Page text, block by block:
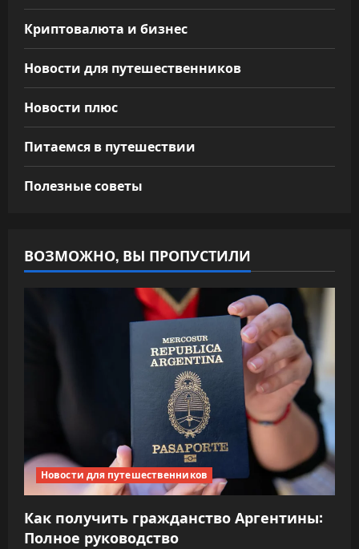
Криптовалюта и бизнес
Новости для путешественников
Новости плюс
Питаемся в путешествии
Полезные советы
ВОЗМОЖНО, ВЫ ПРОПУСТИЛИ
Новости для путешественников
Как получить гражданство Аргентины:
Полное руководство